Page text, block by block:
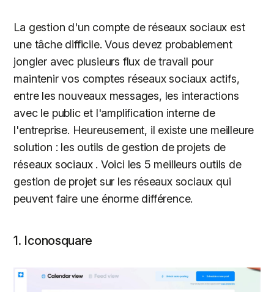
La gestion d'un compte de réseaux sociaux est
une tâche difficile. Vous devez probablement
jongler avec plusieurs flux de travail pour
maintenir vos comptes réseaux sociaux actifs,
entre les nouveaux messages, les interactions
avec le public et l'amplification interne de
l'entreprise. Heureusement, il existe une meilleure
solution : les outils de gestion de projets de
réseaux sociaux . Voici les 5 meilleurs outils de
gestion de projet sur les réseaux sociaux qui
peuvent faire une énorme différence.
1. Iconosquare